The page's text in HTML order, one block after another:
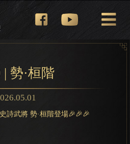
| 勢·桓階
詩武將 勢·桓階登場🎉🎉🎉